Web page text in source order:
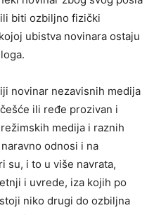
biti ozbiljno fizički
ubistva novinara ostaju
novinar nezavisnih medija
ili ređe prozivan i
medija i raznih
odnosi i na
su, i to u više navrata,
i uvrede, iza kojih po
niko drugi do ozbiljna